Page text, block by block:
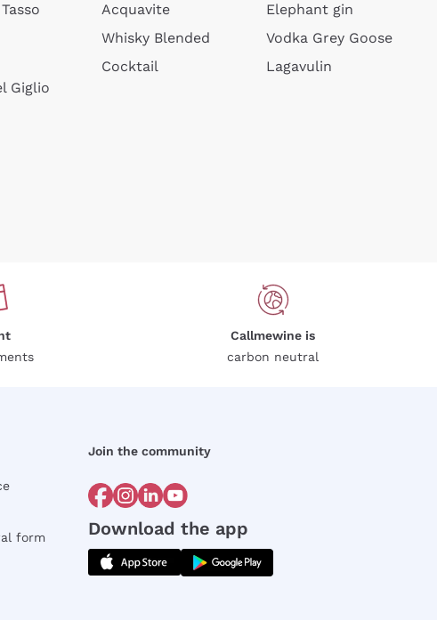
Giglio
Acquavite
Whisky Blended
Cocktail
Elephant gin
Vodka Grey Goose
Lagavulin
Callmewine is
carbon neutral
form
Join the community
Download the app